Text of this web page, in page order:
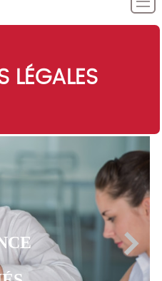
LÉGALES
CFE